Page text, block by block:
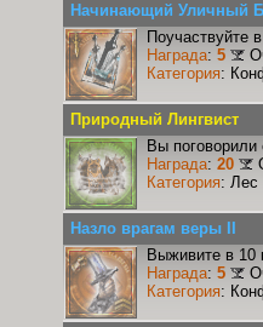
Начинающий Уличный
Поучаствуйте
Награда: 5
Категория:
Природный Лингвист
Вы
Награда: 20
Категория: Лес
Назло врагам веры II
Выживите в 10
Награда: 5
Категория: